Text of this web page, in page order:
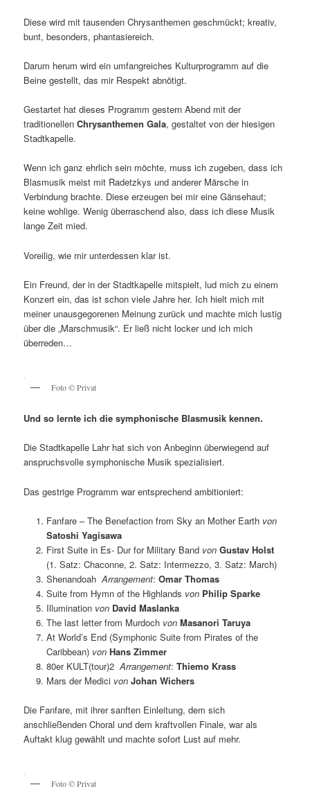
Diese wird mit tausenden Chrysanthemen geschmückt; kreativ,
bunt, besonders, phantasiereich.
Darum herum wird ein umfangreiches Kulturprogramm auf die
Beine gestellt, das mir Respekt abnötigt.
Gestartet hat dieses Programm gestern Abend mit der
traditionellenChrysanthemen Gala, gestaltet von der hiesigen
Stadtkapelle.
Wenn ich ganz ehrlich sein möchte, muss ich zugeben, dass ich
Blasmusik meist mit Radetzkys und anderer Märsche in
Verbindung brachte. Diese erzeugen bei mir eine Gänsehaut;
keine wohlige. Wenig überraschend also, dass ich diese Musik
lange Zeit mied.
Voreilig, wie mir unterdessen klar ist.
Ein Freund, der in der Stadtkapelle mitspielt, lud mich zu einem
Konzert ein, das ist schon viele Jahre her. Ich hielt mich mit
meiner unausgegorenen Meinung zurück und machte mich lustig
über die „Marschmusik“. Er ließ nicht locker und ich mich
überreden…
Foto © Privat
Und so lernte ich die symphonische Blasmusik kennen.
Die Stadtkapelle Lahr hat sich von Anbeginn überwiegend auf
anspruchsvolle symphonische Musik spezialisiert.
Das gestrige Programm war entsprechend ambitioniert:
Fanfare – The Benefaction from Sky an Mother Earth von
Satoshi Yagisawa
First Suite in Es- Dur for Military Band von Gustav Holst
(1. Satz: Chaconne, 2. Satz: Intermezzo, 3. Satz: March)
Shenandoah Arrangement: Omar Thomas
Suite from Hymn of the Highlands von Philip Sparke
Illumination von David Maslanka
The last letter from Murdoch von Masanori Taruya
At World’s End (Symphonic Suite from Pirates of the
Caribbean) von Hans Zimmer
80er KULT(tour)2 Arrangement: Thiemo Krass
Mars der Medici von Johan Wichers
Die Fanfare, mit ihrer sanften Einleitung, dem sich
anschließenden Choral und dem kraftvollen Finale, war als
Auftakt klug gewählt und machte sofort Lust auf mehr.
Foto © Privat